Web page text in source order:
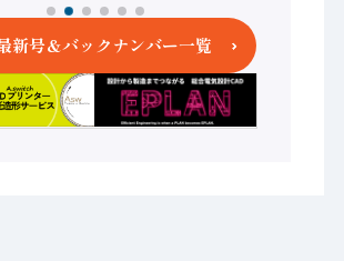
新号＆バックナンバー一覧